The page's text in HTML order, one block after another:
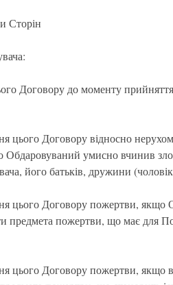
Сторін
Договору до моменту
цього Договору відносно
Обдаровуваний умисно вчинив
його батьків, дружини
цього Договору пожертви, якщо
предмета пожертви, що має для
цього Договору пожертви, якщо